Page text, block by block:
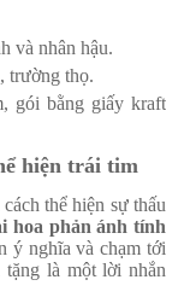
và nhân hậu.
trường thọ.
gói bằng giấy kraft
hiện trái tim
thể hiện sự thấu
hoa phản ánh tính
ý nghĩa và chạm tới
là một lời nhắn